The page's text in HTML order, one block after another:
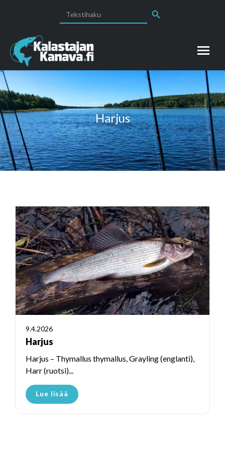
for:
Harjus
9.4.2026
Harjus
Harjus – Thymallus thymallus, Grayling (englanti),
Harr (ruotsi)...
Lue lisää